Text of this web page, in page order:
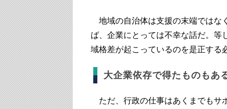
地域の自治体は支援の末端ではな
ば、企業にとっては不幸な話だ。等
域格差が起こっているのを是正する
大企業依存で得たものもあ
ただ、行政の仕事はあくまでもサ